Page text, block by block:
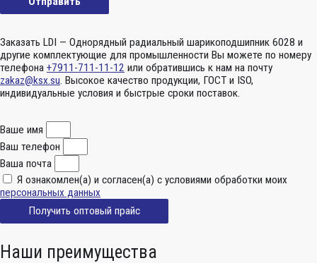
Заказать LDI — Однорядный радиальный шарикоподшипник 6028 и
другие комплектующие для промышленности Вы можете по номеру
телефона +7911-711-11-12 или обратившись к нам на почту
zakaz@ksx.su. Высокое качество продукции, ГОСТ и ISO,
индивидуальные условия и быстрые сроки поставок.
Ваше имя
Ваш телефон
Ваша почта
Я ознакомлен(а) и согласен(а) с условиями обработки моих
персональных данных
Получить оптовый прайс
Наши преимущества